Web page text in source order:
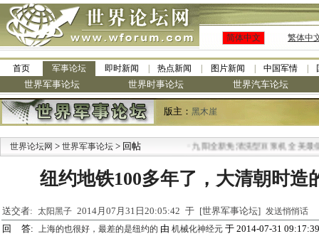
简体中文 繁体中
首页 军事论坛 即时新闻 热点新闻 图片新闻 中国军情
世界军事论坛 世界时事论坛 世界汽车论坛
版主： 黑木崖
世界论坛网 > 世界军事论坛 > 回帖 九阳全新免清洗型豆浆机 全美最低
纽约地铁100多年了，大清朝时造
送交者: 太阳黑子 2014月07月31日20:05:42 于 [世界军事论坛] 发送悄悄话
回 答: 上海的也很好，最差的是纽约的 由 机械化神经元 于 2014-07-31 09:17:39